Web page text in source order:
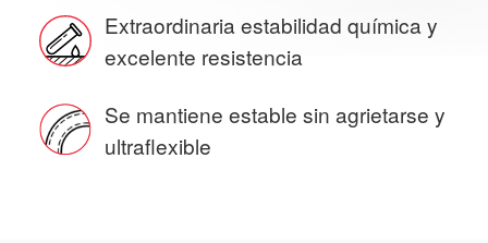
Extraordinaria estabilidad químicay
excelente resistencia
Se mantiene estable sin agrietarse y
ultraflexible